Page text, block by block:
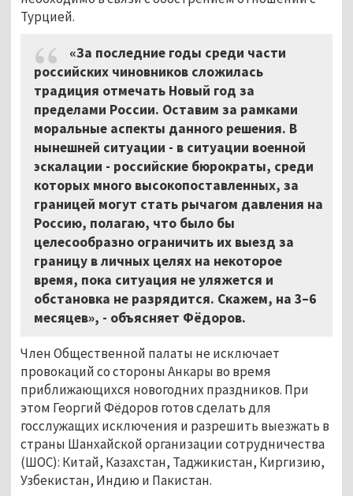
Турцией.
«За последние годы среди части
российских чиновников сложилась
традиция отмечать Новый год за
пределами России. Оставим за рамками
моральные аспекты данного решения. В
нынешней ситуации - в ситуации военной
эскалации - российские бюрократы, среди
которых много высокопоставленных, за
границей могут стать рычагом давления на
Россию, полагаю, что было бы
целесообразно ограничить их выезд за
границу в личных целях на некоторое
время, пока ситуация не уляжется и
обстановка не разрядится. Скажем, на 3–6
месяцев», - объясняет Фёдоров.
Член Общественной палаты не исключает
провокаций со стороны Анкары во время
приближающихся новогодних праздников. При
этом Георгий Фёдоров готов сделать для
госслужащих исключения и разрешить выезжать в
страны Шанхайской организации сотрудничества
(ШОС): Китай, Казахстан, Таджикистан, Киргизию,
Узбекистан, Индию и Пакистан.